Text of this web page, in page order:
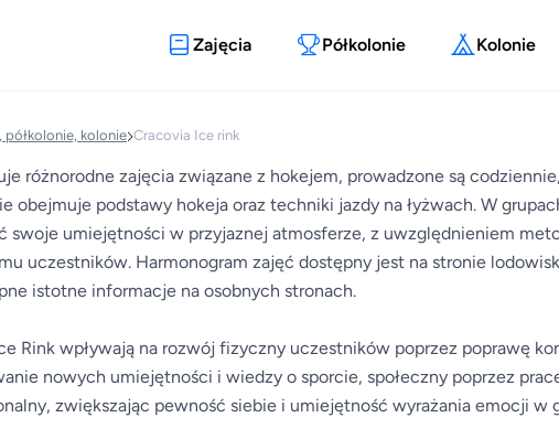
Zajęcia Półkolonie Kolonie
półkolonie, kolonie Cracovia Ice rink
różnorodne zajęcia związane z hokejem, prowadzone są
obejmuje podstawy hokeja oraz techniki jazdy na łyżwach. W
swoje umiejętności w przyjaznej atmosferze, z uwzględnieniem
uczestników. Harmonogram zajęć dostępny jest na stronie
istotne informacje na osobnych stronach.
Rink wpływają na rozwój fizyczny uczestników poprzez poprawę
nowych umiejętności i wiedzy o sporcie, społeczny poprzez
zwiększając pewność siebie i umiejętność wyrażania emocji w